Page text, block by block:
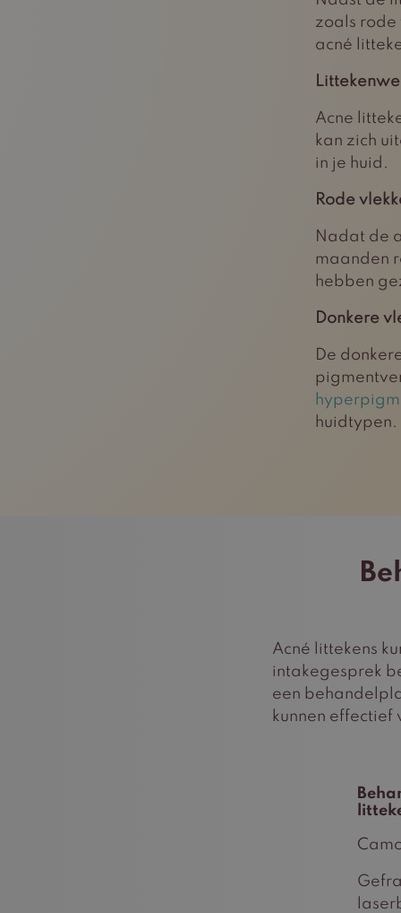
zoals rode
acné
Acne
kan zich
in je huid.
Rode
Nadat de
maanden
hebben
Donkere
De
huidtypen.
Acné littekens
intakegesprek
een
kunnen